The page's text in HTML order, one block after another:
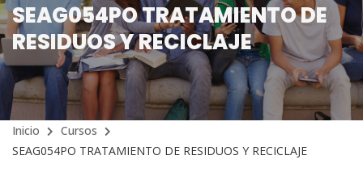
SEAG054PO TRATAMIENTO DE
RESIDUOS Y RECICLAJE
Inicio
Cursos
SEAG054PO TRATAMIENTO DE RESIDUOS Y RECICLAJE